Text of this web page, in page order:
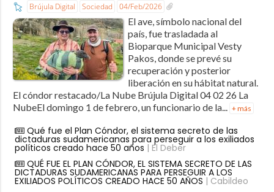
Brújula Digital Sociedad 04/Feb/2026
El ave, símbolo nacional del
país, fue trasladada al
Bioparque Municipal Vesty
Pakos, donde se prevé su
recuperación y posterior
liberación en su hábitat natural.
El cóndor restacado/La Nube Brújula Digital 04 02 26 La
NubeEl domingo 1 de febrero, un funcionario de la...
+ más
Qué fue el Plan Cóndor, el sistema secreto de las
dictaduras sudamericanas para perseguir a los exiliados
políticos creado hace 50 años | El Deber
QUÉ FUE EL PLAN CÓNDOR, EL SISTEMA SECRETO DE LAS
DICTADURAS SUDAMERICANAS PARA PERSEGUIR A LOS
EXILIADOS POLÍTICOS CREADO HACE 50 AÑOS | Cabildeo